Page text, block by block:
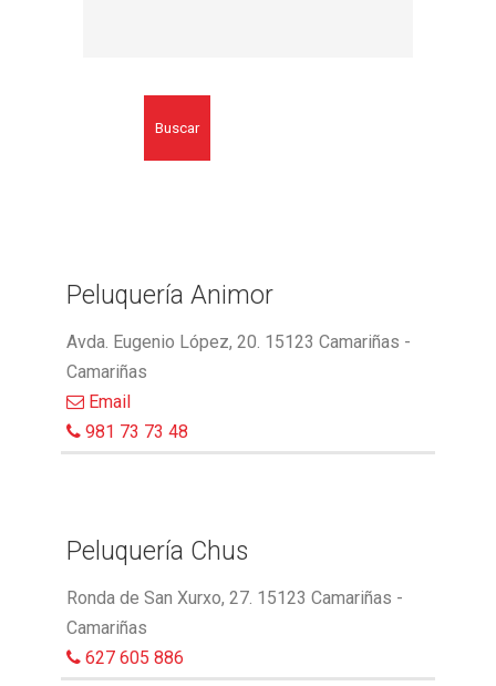
Buscar
Peluquería Animor
Avda. Eugenio López, 20. 15123 Camariñas -
Camariñas
Email
981 73 73 48
Peluquería Chus
Ronda de San Xurxo, 27. 15123 Camariñas -
Camariñas
627 605 886